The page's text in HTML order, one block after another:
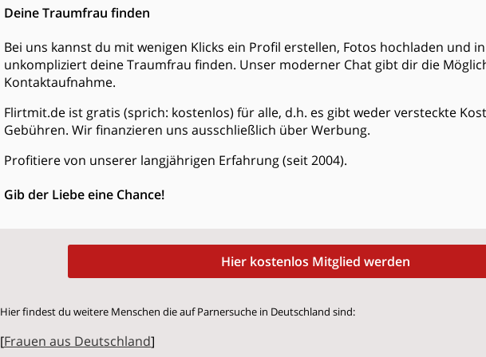
Deine Traumfrau finden
Bei uns kannst du mit wenigen Klicks ein Profil erstellen, Fotos hochladen und
unkompliziert deine Traumfrau finden. Unser moderner Chat gibt dir die
Kontaktaufnahme.
Flirtmit.de ist gratis (sprich: kostenlos) für alle, d.h. es gibt weder versteckte
Gebühren. Wir finanzieren uns ausschließlich über Werbung.
Profitiere von unserer langjährigen Erfahrung (seit 2004).
Gib der Liebe eine Chance!
Hier kostenlos Mitglied werden
Hier findest du weitere Menschen die auf Parnersuche in Deutschland sind:
[Frauen aus Deutschland]